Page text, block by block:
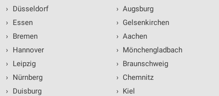
›
Düsseldorf
›
Essen
›
Bremen
›
Hannover
›
Leipzig
›
Nürnberg
›
Duisburg
› Augsburg
› Gelsenkirchen
› Aachen
› Mönchengladbach
› Braunschweig
› Chemnitz
› Kiel